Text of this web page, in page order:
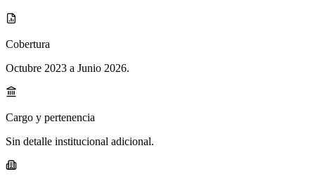
Cobertura
Octubre 2023 a Junio 2026.
Cargo y pertenencia
Sin detalle institucional adicional.